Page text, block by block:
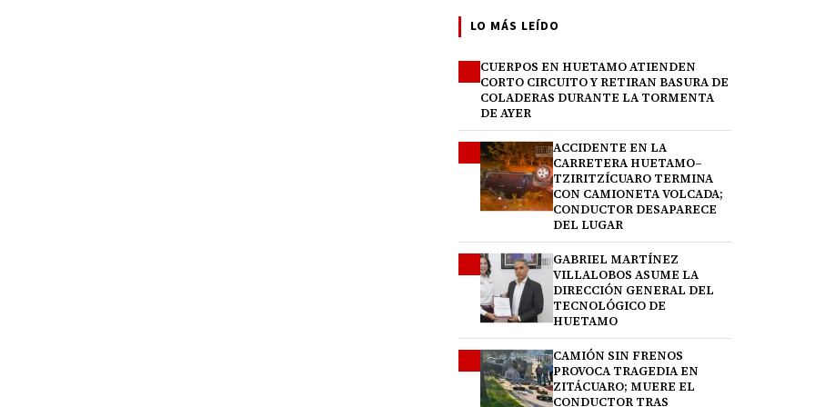
LO MÁS LEÍDO
CUERPOS EN HUETAMO ATIENDEN
CORTO CIRCUITO Y RETIRAN BASURA DE
COLADERAS DURANTE LA TORMENTA
DE AYER
ACCIDENTE EN LA
CARRETERA HUETAMO–
TZIRITZÍCUARO TERMINA
CON CAMIONETA VOLCADA;
CONDUCTOR DESAPARECE
DEL LUGAR
GABRIEL MARTÍNEZ
VILLALOBOS ASUME LA
DIRECCIÓN GENERAL DEL
TECNOLÓGICO DE
HUETAMO
CAMIÓN SIN FRENOS
PROVOCA TRAGEDIA EN
ZITÁCUARO; MUERE EL
CONDUCTOR TRAS